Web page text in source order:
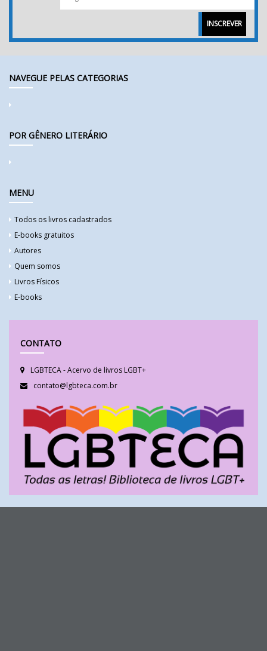
INSCREVER
NAVEGUE PELAS CATEGORIAS
POR GÊNERO LITERÁRIO
MENU
Todos os livros cadastrados
E-books gratuitos
Autores
Quem somos
Livros Físicos
E-books
CONTATO
LGBTECA - Acervo de livros LGBT+
contato@lgbteca.com.br